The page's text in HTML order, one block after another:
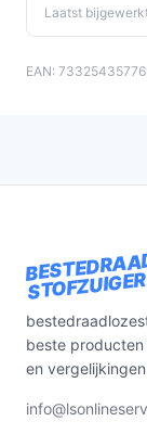
Laatst
EAN:
beste
en